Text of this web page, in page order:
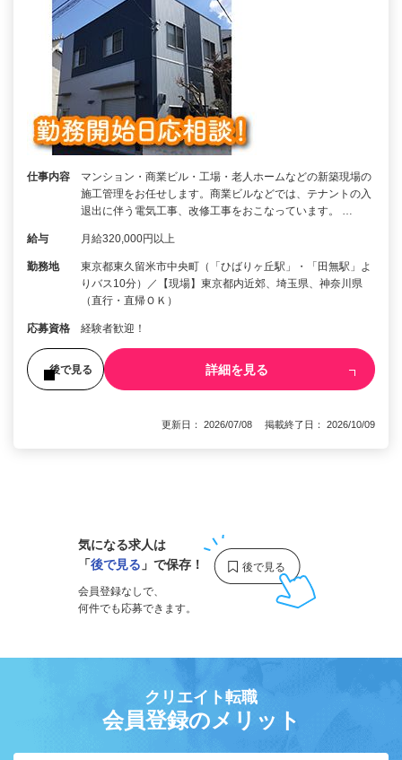
仕事内容
マンション・商業ビル・工場・老人ホームなどの新築現場の
施工管理をお任せします。商業ビルなどでは、テナントの入
退出に伴う電気工事、改修工事をおこなっています。 …
給与 月給320,000円以上
勤務地
東京都東久留米市中央町（「ひばりヶ丘駅」・「田無駅」よ
りバス10分）／【現場】東京都内近郊、埼玉県、神奈川県
（直行・直帰ＯＫ）
応募資格 経験者歓迎！
後で見る 詳細を見る
更新日： 2026/07/08 掲載終了日： 2026/10/09
気になる求人は
「後で見る 」で保存！
会員登録なしで、
何件でも応募できます。
クリエイト転職
会員登録のメリット